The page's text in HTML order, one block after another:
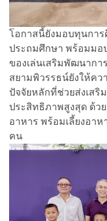
โอกาสนี้ยังมอบทุนกา
ประถมศึกษา พร้อมมอ
ของเล่นเสริมพัฒนากา
สยามพิวรรธน์ยังให้ค
ปัจจัยหลักที่ช่วยส่งเสริ
ประสิทธิภาพสูงสุด ด้ว
อาหาร พร้อมเลี้ยงอา
คน